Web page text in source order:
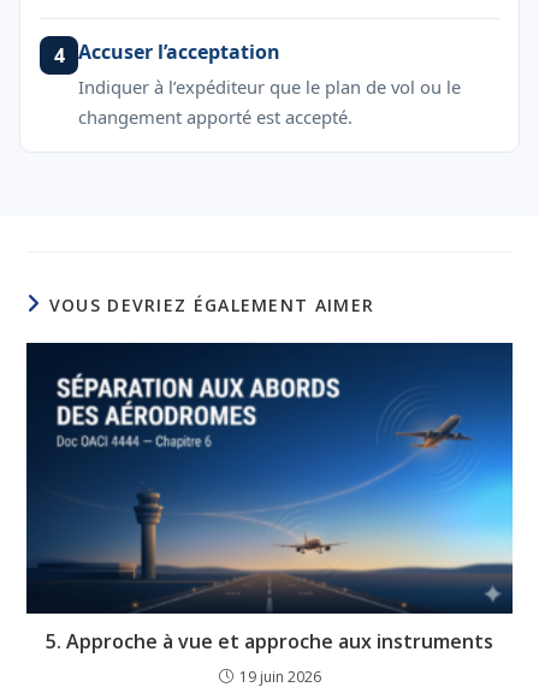
4 Accuser l’acceptation
Indiquer à l’expéditeur que le plan de vol ou le
changement apporté est accepté.
VOUS DEVRIEZ ÉGALEMENT AIMER
5. Approche à vue et approche aux instruments
19 juin 2026